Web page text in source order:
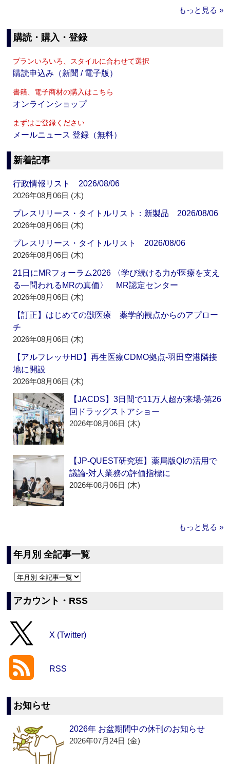
もっと見る »
購読・購入・登録
プランいろいろ、スタイルに合わせて選択
購読申込み（新聞 / 電子版）
書籍、電子商材の購入はこちら
オンラインショップ
まずはご登録ください
メールニュース 登録（無料）
新着記事
行政情報リスト 2026/08/06
2026年08月06日 (木)
プレスリリース・タイトルリスト：新製品 2026/08/06
2026年08月06日 (木)
プレスリリース・タイトルリスト 2026/08/06
2026年08月06日 (木)
21日にMRフォーラム2026 〈学び続ける力が医療を支え
る―問われるMRの真価〉 MR認定センター
2026年08月06日 (木)
【訂正】はじめての獣医療 薬学的観点からのアプロー
チ
2026年08月06日 (木)
【アルフレッサHD】再生医療CDMO拠点‐羽田空港隣接
地に開設
2026年08月06日 (木)
【JACDS】3日間で11万人超が来場‐第26
回ドラッグストアショー
2026年08月06日 (木)
【JP-QUEST研究班】薬局版QIの活用で
議論‐対人業務の評価指標に
2026年08月06日 (木)
もっと見る »
年月別 全記事一覧
アカウント・RSS
X (Twitter)
RSS
お知らせ
2026年 お盆期間中の休刊のお知らせ
2026年07月24日 (金)